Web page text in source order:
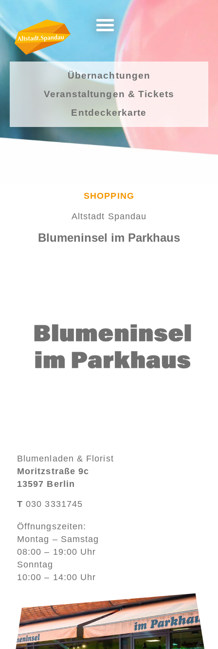
Übernachtungen
Veranstaltungen & Tickets
Entdeckerkarte
SHOPPING
Altstadt Spandau
Blumeninsel im Parkhaus
Blumenladen & Florist
Moritzstraße 9c
13597 Berlin
T030 3331745
Öffnungszeiten:
Montag – Samstag
08:00 – 19:00 Uhr
Sonntag
10:00 – 14:00 Uhr